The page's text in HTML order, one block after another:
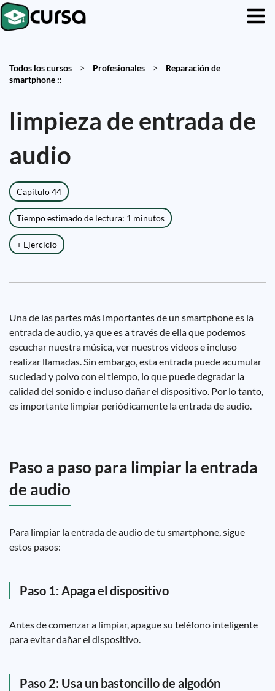
Todos los cursos > Profesionales >
Reparación de
smartphone ::
limpieza de entrada de
audio
Capítulo 44
Tiempo estimado de lectura: 1 minutos
+ Ejercicio
Una de las partes más importantes de un smartphone es la
entrada de audio, ya que es a través de ella que podemos
escuchar nuestra música, ver nuestros videos e incluso
realizar llamadas. Sin embargo, esta entrada puede acumular
suciedad y polvo con el tiempo, lo que puede degradar la
calidad del sonido e incluso dañar el dispositivo. Por lo tanto,
es importante limpiar periódicamente la entrada de audio.
Paso a paso para limpiar la entrada
de audio
Para limpiar la entrada de audio de tu smartphone, sigue
estos pasos:
Paso 1: Apaga el dispositivo
Antes de comenzar a limpiar, apague su teléfono inteligente
para evitar dañar el dispositivo.
Paso 2: Usa un bastoncillo de algodón